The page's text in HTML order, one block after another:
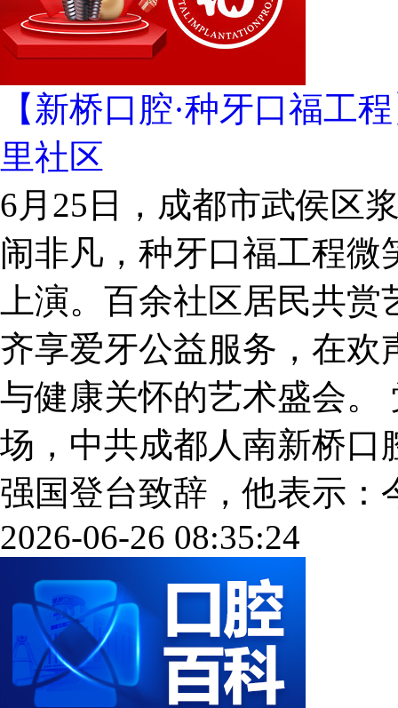
【新桥口腔·种牙口福工
里社区
6月25日，成都市武侯区
闹非凡，种牙口福工程微
上演。百余社区居民共
齐享爱牙公益服务，在欢
与健康关怀的艺术盛会。
场，中共成都人南新桥口
强国登台致辞，他表示：
2026-06-26 08:35:24